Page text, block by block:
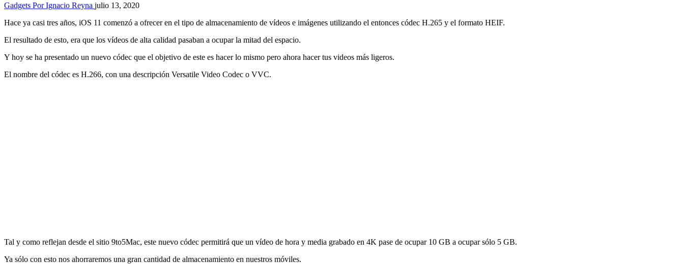
Gadgets Por Ignacio Reyna julio 13, 2020
Hace ya casi tres años, iOS 11 comenzó a ofrecer en el tipo de almacenamiento de vídeos e imágenes utilizando el entonces códec H.265 y el formato HEIF.
El resultado de esto, era que los vídeos de alta calidad pasaban a ocupar la mitad del espacio.
Y hoy se ha presentado un nuevo códec que el objetivo de este es hacer lo mismo pero ahora hacer tus videos más ligeros.
El nombre del códec es H.266, con una descripción Versatile Video Codec o VVC.
Tal y como reflejan desde el sitio 9to5Mac, este nuevo códec permitirá que un vídeo de hora y media grabado en 4K pase de ocupar 10 GB a ocupar sólo 5 GB.
Ya sólo con esto nos ahorraremos una gran cantidad de almacenamiento en nuestros móviles.